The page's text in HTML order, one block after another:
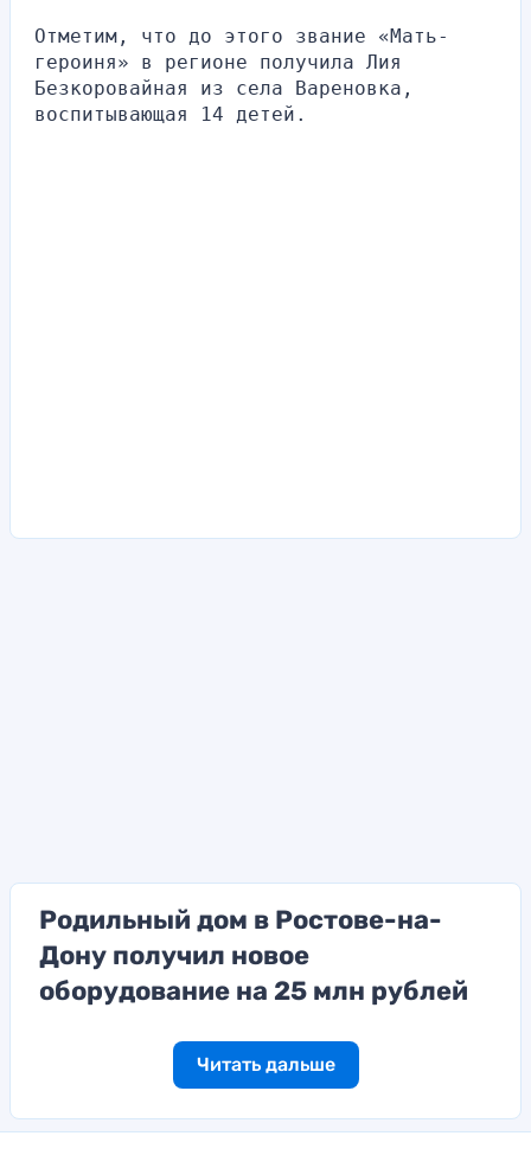
Отметим, что до этого звание «Мать-
героиня» в регионе получила Лия
Безкоровайная из села Вареновка,
воспитывающая 14 детей.
Родильный дом в Ростове-на-
Дону получил новое
оборудование на 25 млн рублей
Читать дальше